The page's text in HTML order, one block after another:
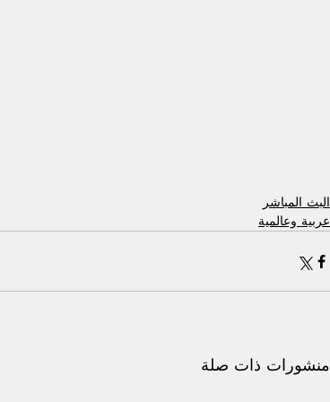
البث المباشر
عربية وعالمية
منشورات ذات صلة